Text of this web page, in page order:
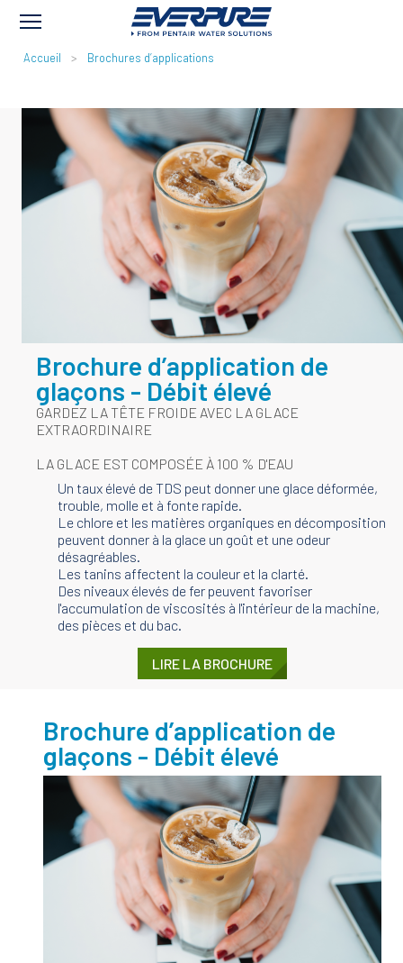
FIL
Accueil Brochures d’applications
Brochure d’application de
glaçons - Débit élevé
GARDEZ LA TÊTE FROIDE AVEC LA GLACE
EXTRAORDINAIRE
LA GLACE EST COMPOSÉE À 100 % D'EAU
Un taux élevé de TDS peut donner une glace déformée,
trouble, molle et à fonte rapide.
Le chlore et les matières organiques en décomposition
peuvent donner à la glace un goût et une odeur
désagréables.
Les tanins affectent la couleur et la clarté.
Des niveaux élevés de fer peuvent favoriser
l'accumulation de viscosités à l'intérieur de la machine,
des pièces et du bac.
LIRE LA BROCHURE
Brochure d’application de
glaçons - Débit élevé